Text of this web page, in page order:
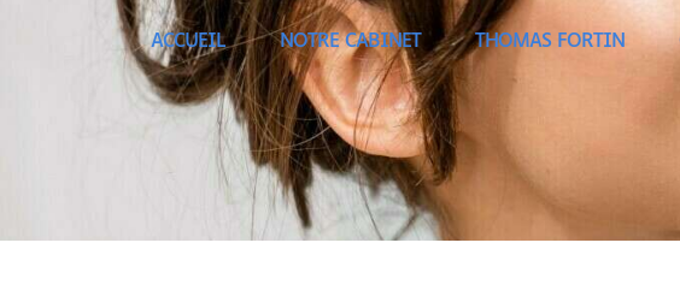
ACCUEIL NOTRE CABINET THOMAS FORTIN